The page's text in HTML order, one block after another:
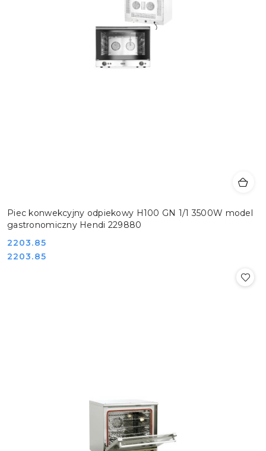
Piec konwekcyjny odpiekowy H100 GN 1/1 3500W model
gastronomiczny Hendi 229880
Cena:
2203.85
Cena:
2203.85